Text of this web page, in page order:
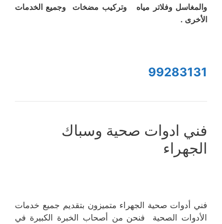
والمغاسل وفلاتر مياه وتركيب مضخات وجميع الخدمات
الأخرى .
99283131
فني ادوات صحية وسباك
الجهراء
فني أدوات صحية الجهراء متميزون بتقديم جميع خدمات
الأدوات الصحية فنحن من أصحاب الخبرة الكبيرة في